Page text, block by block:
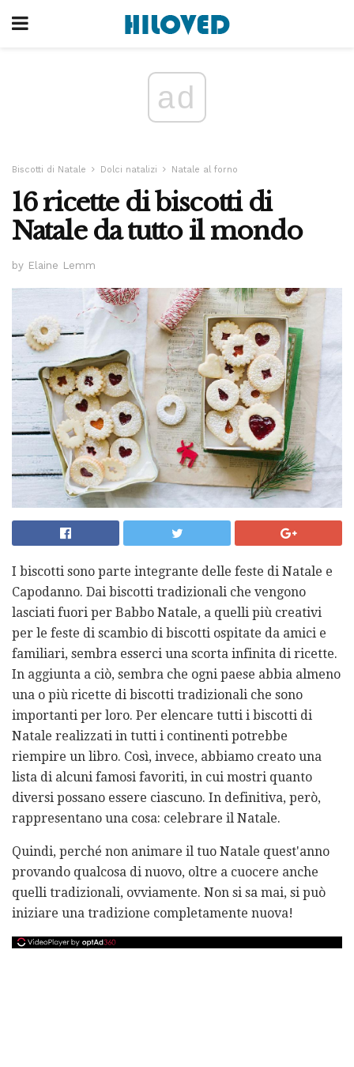
ad
Biscotti di Natale Dolci natalizi Natale al forno
16 ricette di biscotti di
Natale da tutto il mondo
by Elaine Lemm
I biscotti sono parte integrante delle feste di Natale e
Capodanno. Dai biscotti tradizionali che vengono
lasciati fuori per Babbo Natale, a quelli più creativi
per le feste di scambio di biscotti ospitate da amici e
familiari, sembra esserci una scorta infinita di ricette.
In aggiunta a ciò, sembra che ogni paese abbia almeno
una o più ricette di biscotti tradizionali che sono
importanti per loro. Per elencare tutti i biscotti di
Natale realizzati in tutti i continenti potrebbe
riempire un libro. Così, invece, abbiamo creato una
lista di alcuni famosi favoriti, in cui mostri quanto
diversi possano essere ciascuno. In definitiva, però,
rappresentano una cosa: celebrare il Natale.
Quindi, perché non animare il tuo Natale quest'anno
provando qualcosa di nuovo, oltre a cuocere anche
quelli tradizionali, ovviamente. Non si sa mai, si può
iniziare una tradizione completamente nuova!